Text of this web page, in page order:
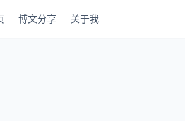
博文分享 关于我